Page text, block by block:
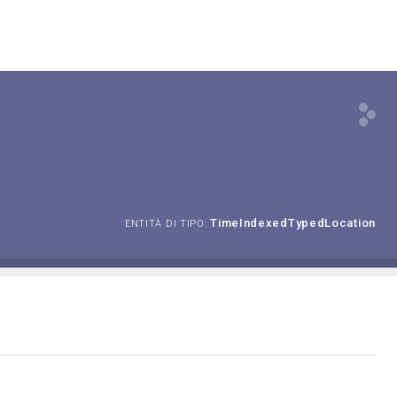
ENTITÀ DI TIPO: TimeIndexedTypedLocation